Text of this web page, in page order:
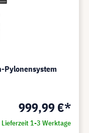
Pylonensystem
999,99 €*
1-3 Werktage